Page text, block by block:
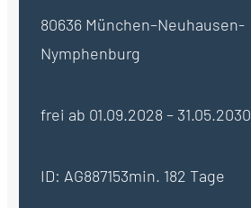
80636 München–Neuhausen-
Nymphenburg
frei ab 01.09.2028 – 31.05.2030
ID: AG887153min. 182 Tage